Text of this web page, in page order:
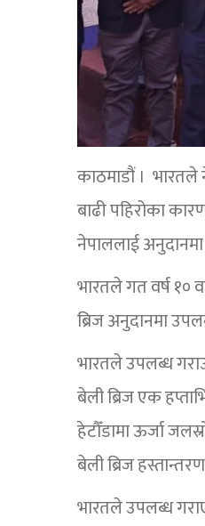
काठमाडौं । भारतले
बाढी पहिरोका
नेपाललाई अनुदानमा
भारतले गत वर्ष १०
ब्रिज अनुदानमा
भारतले उपलब्ध
बेली ब्रिज एक
हेटौँडामा ऊर्जा
बेली ब्रिज
भारतले उपलब्ध